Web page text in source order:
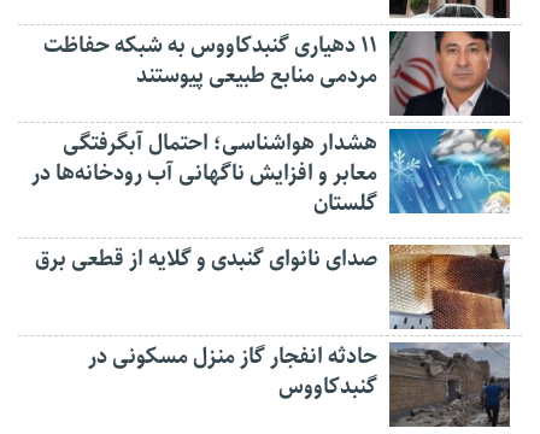
۱۱ دهیاری گنبدکاووس به شبکه حفاظت
مردمی منابع طبیعی پیوستند
هشدار هواشناسی؛ احتمال آبگرفتگی
معابر و افزایش ناگهانی آب رودخانه‌ها در
گلستان
صدای نانوای گنبدی و گلایه از قطعی برق
حادثه انفجار گاز منزل مسکونی در
گنبدکاووس